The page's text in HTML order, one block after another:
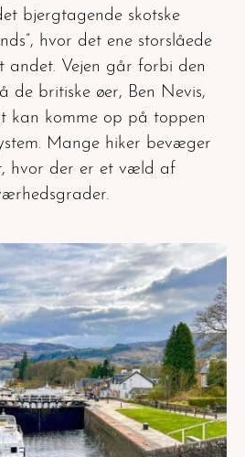
bjergtagende skotske
hvor det ene storslåede
andet. Vejen går forbi den
de britiske øer, Ben Nevis,
kan komme op på toppen
Mange hiker bevæger
hvor der er et væld af